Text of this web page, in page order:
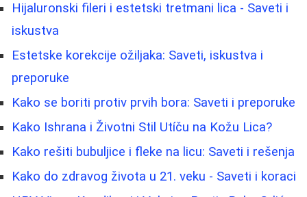
Hijaluronski fileri i estetski tretmani lica - Saveti i
iskustva
Estetske korekcije ožiljaka: Saveti, iskustva i
preporuke
Kako se boriti protiv prvih bora: Saveti i preporuke
Kako Ishrana i Životni Stil Utíču na Kožu Lica?
Kako rešiti bubuljice i fleke na licu: Saveti i rešenja
Kako do zdravog života u 21. veku - Saveti i koraci